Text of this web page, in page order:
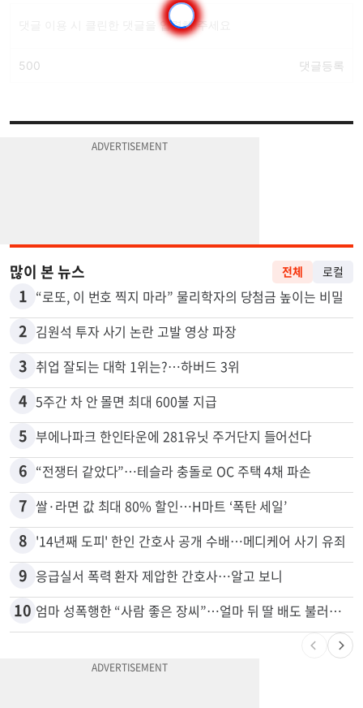
많이 본 뉴스
1 “로또, 이 번호 찍지 마라” 물리학자의 당첨금 높이는 비밀
2 김원석 투자 사기 논란 고발 영상 파장
3 취업 잘되는 대학 1위는?…하버드 3위
4 5주간 차 안 몰면 최대 600불 지급
5 부에나파크 한인타운에 281유닛 주거단지 들어선다
6 “전쟁터 같았다”…테슬라 충돌로 OC 주택 4채 파손
7 쌀·라면 값 최대 80% 할인…H마트 ‘폭탄 세일’
8 '14년째 도피' 한인 간호사 공개 수배…메디케어 사기 유죄
9 응급실서 폭력 환자 제압한 간호사…알고 보니
엄마 성폭행한 “사람 좋은 장씨”…얼마 뒤 딸 배도 불러왔다